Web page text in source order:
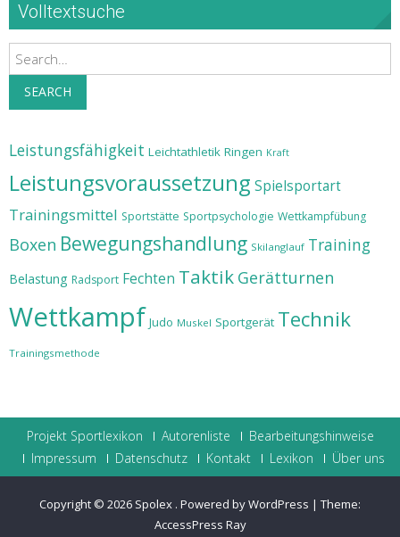
Volltextsuche
Search
SEARCH
Leistungsfähigkeit Leichtathletik Ringen Kraft
Leistungsvoraussetzung Spielsportart
Trainingsmittel Sportstätte Sportpsychologie Wettkampfübung
Boxen Bewegungshandlung Skilanglauf Training
Belastung Radsport Fechten Taktik Gerätturnen
Wettkampf Judo Muskel Sportgerät Technik
Trainingsmethode
Projekt Sportlexikon Autorenliste
Bearbeitungshinweise
Impressum
Datenschutz Kontakt Lexikon Über uns
Copyright © 2026 Spolex . Powered by WordPress | Theme:
AccessPress Ray